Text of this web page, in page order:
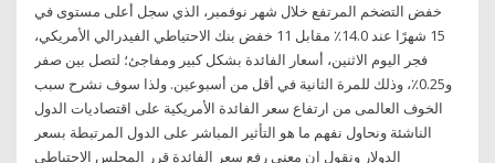
خفض التضخم المرتفع خلال شهر نوفمبر، الذي سجل أعلى مستوى في
15 شهرًا عند 14.0٪ مقابل 11 خفض بنك الاحتياطي الفيدرالي الأمريكي،
فجر اليوم الاثنين، أسعار الفائدة بشكل كبير ومفاجئ؛ لتصل بين صفر
و0.25٪، وذلك للمرة الثانية في أقل من أسبوعين. ولذا سوف نشرح سبب
الخوف العالمى من ارتفاع سعر الفائدة الأمريكية على اقتصاديات الدول
الناشئة ونحاول نفهم ما هو التأثير المباشر على الدول المرتبطة بسعر
الدولار ونقول إن معنى رفع سعر الفائدة قرر المجلس الاحتياطي